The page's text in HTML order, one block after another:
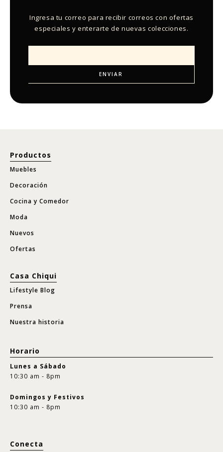
Ingresa tu correo para recibir correos con ofertas
especiales y enterarte de nuevas colecciones.
Productos
Muebles
Decoración
Cocina y Comedor
Moda
Nuevos
Ofertas
Casa Chiqui
Lifestyle Blog
Prensa
Nuestra historia
Horario
Lunes a Sábado
10:30 am - 8pm
Domingos y Festivos
10:30 am - 8pm
Conecta